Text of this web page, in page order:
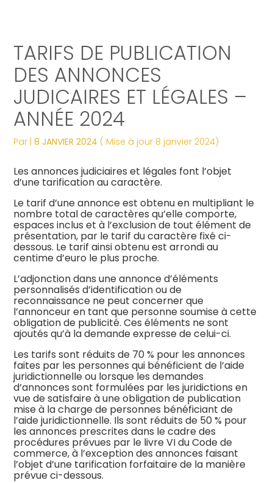
Gérer votre quotidien
Piloter votre entreprise
Développer votre entreprise
Digitalisation
Comptabilité
Fiscalité
Social
Audit
Gestion Administrative
Veille Juridique
Suivre votre comptabilité
Gérer vos ressources humaines
Dématérialiser vos documents
Juridique
Les dates clés
Nos engagements
Notre équipe engagée
Nos partenaires
Les plus du cabinet
Digitalisation
La vie du cabinet
Le processus de recrutement
Postulez dès maintenant
TARIFS DE PUBLICATION
DES ANNONCES
JUDICAIRES ET LÉGALES –
ANNÉE 2024
Par |8 JANVIER 2024 ( Mise à jour 8 janvier 2024)
Les annonces judiciaires et légales font l’objet
d’une tarification au caractère.
Le tarif d’une annonce est obtenu en multipliant le
nombre total de caractères qu’elle comporte,
espaces inclus et à l’exclusion de tout élément de
présentation, par le tarif du caractère fixé ci-
dessous. Le tarif ainsi obtenu est arrondi au
centime d’euro le plus proche.
L’adjonction dans une annonce d’éléments
personnalisés d’identification ou de
reconnaissance ne peut concerner que
l’annonceur en tant que personne soumise à cette
obligation de publicité. Ces éléments ne sont
ajoutés qu’à la demande expresse de celui-ci.
Les tarifs sont réduits de 70 % pour les annonces
faites par les personnes qui bénéficient de l’aide
juridictionnelle ou lorsque les demandes
d’annonces sont formulées par les juridictions en
vue de satisfaire à une obligation de publication
mise à la charge de personnes bénéficiant de
l’aide juridictionnelle. Ils sont réduits de 50 % pour
les annonces prescrites dans le cadre des
procédures prévues par le livre VI du Code de
commerce, à l’exception des annonces faisant
l’objet d’une tarification forfaitaire de la manière
prévue ci-dessous.